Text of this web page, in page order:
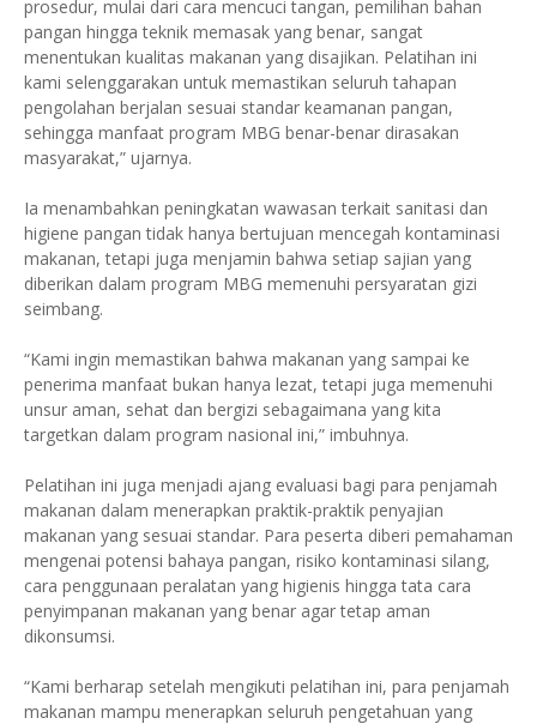
prosedur, mulai dari cara mencuci tangan, pemilihan bahan
pangan hingga teknik memasak yang benar, sangat
menentukan kualitas makanan yang disajikan. Pelatihan ini
kami selenggarakan untuk memastikan seluruh tahapan
pengolahan berjalan sesuai standar keamanan pangan,
sehingga manfaat program MBG benar-benar dirasakan
masyarakat,” ujarnya.
Ia menambahkan peningkatan wawasan terkait sanitasi dan
higiene pangan tidak hanya bertujuan mencegah kontaminasi
makanan, tetapi juga menjamin bahwa setiap sajian yang
diberikan dalam program MBG memenuhi persyaratan gizi
seimbang.
“Kami ingin memastikan bahwa makanan yang sampai ke
penerima manfaat bukan hanya lezat, tetapi juga memenuhi
unsur aman, sehat dan bergizi sebagaimana yang kita
targetkan dalam program nasional ini,” imbuhnya.
Pelatihan ini juga menjadi ajang evaluasi bagi para penjamah
makanan dalam menerapkan praktik-praktik penyajian
makanan yang sesuai standar. Para peserta diberi pemahaman
mengenai potensi bahaya pangan, risiko kontaminasi silang,
cara penggunaan peralatan yang higienis hingga tata cara
penyimpanan makanan yang benar agar tetap aman
dikonsumsi.
“Kami berharap setelah mengikuti pelatihan ini, para penjamah
makanan mampu menerapkan seluruh pengetahuan yang